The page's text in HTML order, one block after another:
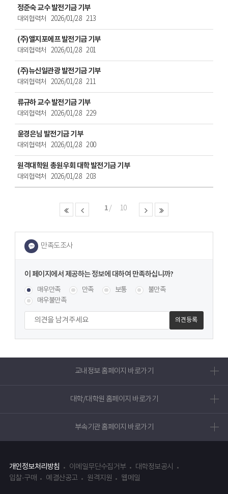
정준숙 교수 발전기금 기부
대외협력처 2026/01/28 213
(주)앨지포에프 발전기금 기부
대외협력처 2026/01/28 201
(주)뉴신일관광 발전기금 기부
대외협력처 2026/01/28 211
류규하 교수 발전기금 기부
대외협력처 2026/01/28 229
윤경은님 발전기금 기부
대외협력처 2026/01/28 200
원격대학원 총원우회 대학 발전기금 기부
대외협력처 2026/01/28 203
1 10
이
페이지에서
제공하는
정보에
대하여
만족하십니까?
콘텐츠 만족도 조사 [평균 .43점 /28명 참여]
매우만족 만족 보통
불만족
매우불만족
교내정보 홈페이지 바로가기
대학/대학원 홈페이지 바로가기
부속기관 홈페이지 바로가기
개인정보처리방침 이메일무단수집거부
대학정보공시
입찰·구매
예결산공고 원격지원 웹메일